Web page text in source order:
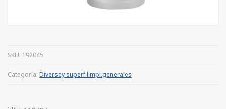
SKU: 192045
Categoría: Diversey superf.limpi.generales